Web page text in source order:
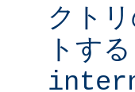
クト
トす